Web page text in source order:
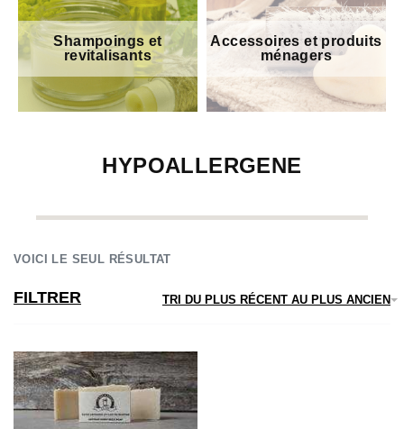
Shampoings et
revitalisants
Accessoires et produits
ménagers
HYPOALLERGENE
VOICI LE SEUL RÉSULTAT
TRI DU PLUS RÉCENT AU PLUS ANCIEN
FILTRER